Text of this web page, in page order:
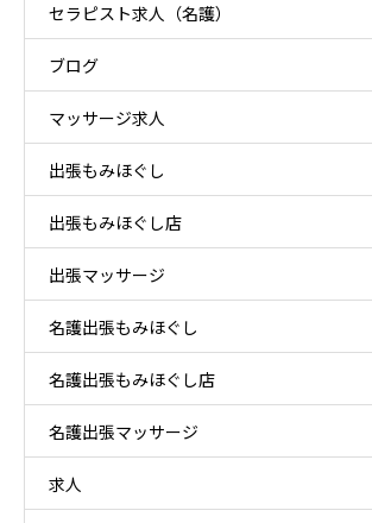
セラピスト求人（名護）
ブログ
マッサージ求人
出張もみほぐし
出張もみほぐし店
出張マッサージ
名護出張もみほぐし
名護出張もみほぐし店
名護出張マッサージ
求人